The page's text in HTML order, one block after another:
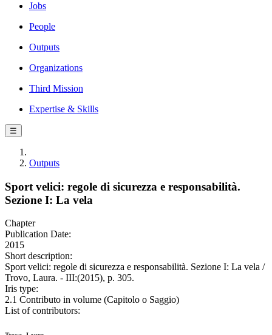
Jobs
People
Outputs
Organizations
Third Mission
Expertise & Skills
☰
Outputs
Sport velici: regole di sicurezza e responsabilità.
Sezione I: La vela
Chapter
Publication Date:
2015
Short description:
Sport velici: regole di sicurezza e responsabilità. Sezione I: La vela /
Trovo, Laura. - III:(2015), p. 305.
Iris type:
2.1 Contributo in volume (Capitolo o Saggio)
List of contributors: